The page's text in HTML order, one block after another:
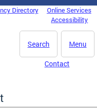
Directory
Online Services
Accessibility
Menu
Search
Contact